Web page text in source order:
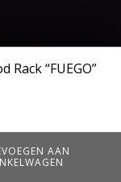
Rack “FUEGO”
AAN